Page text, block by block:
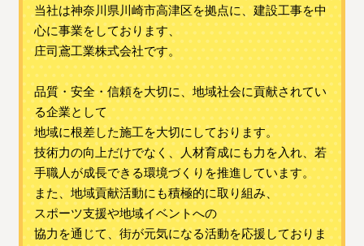
当社は神奈川県川崎市高津区を拠点に、建設工事を中
心に事業をしております、
庄司鳶工業株式会社です。
品質・安全・信頼を大切に、地域社会に貢献されてい
る企業として
地域に根差した施工を大切にしております。
技術力の向上だけでなく、人材育成にも力を入れ、若
手職人が成長できる環境づくりを推進しています。
また、地域貢献活動にも積極的に取り組み、
スポーツ支援や地域イベントへの
協力を通じて、街が元気になる活動を応援しておりま